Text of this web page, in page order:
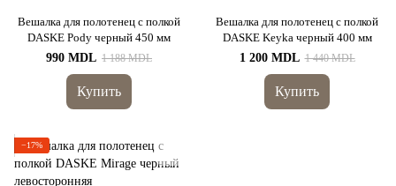
Вешалка для полотенец с полкой
DASKE Pody черный 450 мм
990 MDL 1 188 MDL
Купить
Вешалка для полотенец с полкой
DASKE Keyka черный 400 мм
1 200 MDL 1 440 MDL
Купить
−17%